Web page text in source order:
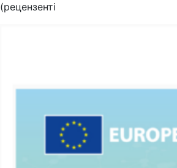
(рецензенті